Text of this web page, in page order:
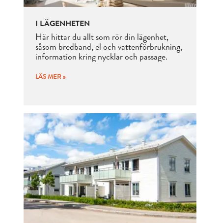
I LÄGENHETEN
Här hittar du allt som rör din lägenhet,
såsom bredband, el och vattenförbrukning,
information kring nycklar och passage.
LÄS MER »